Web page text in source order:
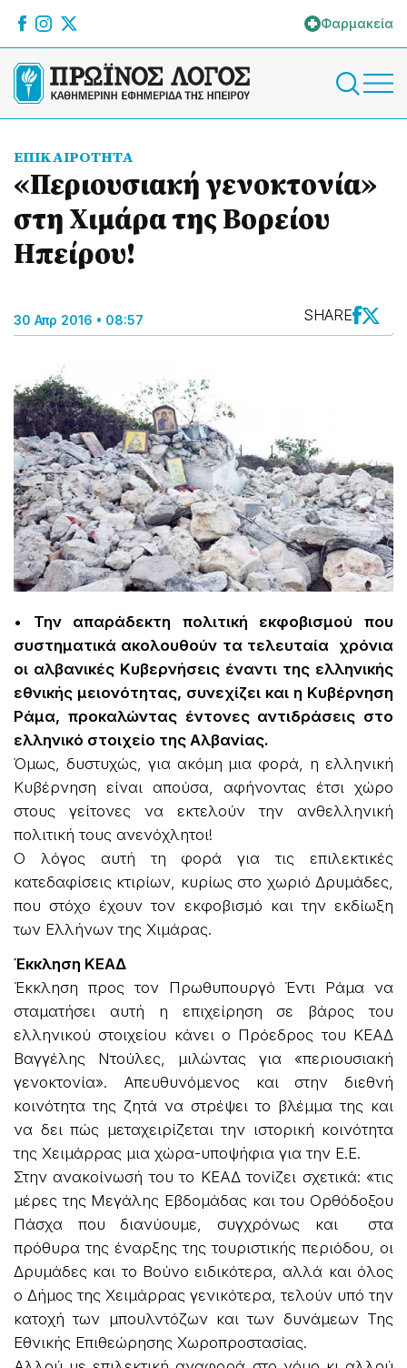
Φαρμακεία
ΕΠΙΚΑΙΡΟΤΗΤΑ
«Περιουσιακή γενοκτονία»
στη Χιμάρα της Βορείου
Ηπείρου!
30 Απρ 2016 • 08:57 SHARE
• Την απαράδεκτη πολιτική εκφοβισμού που
συστηματικά ακολουθούν τα τελευταία χρόνια
οι αλβανικές Κυβερνήσεις έναντι της ελληνικής
εθνικής μειονότητας, συνεχίζει και η Κυβέρνηση
Ράμα, προκαλώντας έντονες αντιδράσεις στο
ελληνικό στοιχείο της Αλβανίας.
Όμως, δυστυχώς, για ακόμη μια φορά, η ελληνική
Κυβέρνηση είναι απούσα, αφήνοντας έτσι χώρο
στους γείτονες να εκτελούν την ανθελληνική
πολιτική τους ανενόχλητοι!
Ο λόγος αυτή τη φορά για τις επιλεκτικές
κατεδαφίσεις κτιρίων, κυρίως στο χωριό Δρυμάδες,
που στόχο έχουν τον εκφοβισμό και την εκδίωξη
των Ελλήνων της Χιμάρας.
Έκκληση ΚΕΑΔ
Έκκληση προς τον Πρωθυπουργό Έντι Ράμα να
σταματήσει αυτή η επιχείρηση σε βάρος του
ελληνικού στοιχείου κάνει ο Πρόεδρος του ΚΕΑΔ
Βαγγέλης Ντούλες, μιλώντας για «περιουσιακή
γενοκτονία». Απευθυνόμενος και στην διεθνή
κοινότητα της ζητά να στρέψει το βλέμμα της και
να δει πώς μεταχειρίζεται την ιστορική κοινότητα
της Χειμάρρας μια χώρα-υποψήφια για την Ε.Ε.
Στην ανακοίνωσή του το ΚΕΑΔ τονίζει σχετικά: «τις
μέρες της Μεγάλης Εβδομάδας και του Ορθόδοξου
Πάσχα που διανύουμε, συγχρόνως και στα
πρόθυρα της έναρξης της τουριστικής περιόδου, οι
Δρυμάδες και το Βούνο ειδικότερα, αλλά και όλος
ο Δήμος της Χειμάρρας γενικότερα, τελούν υπό την
κατοχή των μπουλντόζων και των δυνάμεων Της
Εθνικής Επιθεώρησης Χωροπροστασίας.